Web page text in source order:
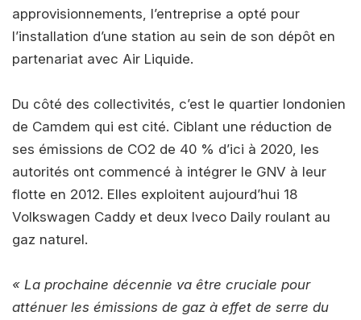
approvisionnements, l’entreprise a opté pour
l’installation d’une station au sein de son dépôt en
partenariat avec Air Liquide.
Du côté des collectivités, c’est le quartier londonien
de Camdem qui est cité. Ciblant une réduction de
ses émissions de CO2 de 40 % d’ici à 2020, les
autorités ont commencé à intégrer le GNV à leur
flotte en 2012. Elles exploitent aujourd’hui 18
Volkswagen Caddy et deux Iveco Daily roulant au
gaz naturel.
« La prochaine décennie va être cruciale pour
atténuer les émissions de gaz à effet de serre du